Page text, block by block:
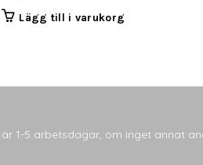
Lägg till i varukorg
1-5 arbetsdagar, om inget annat